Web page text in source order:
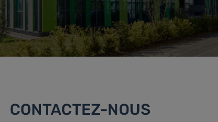
CONTACTEZ-NOUS